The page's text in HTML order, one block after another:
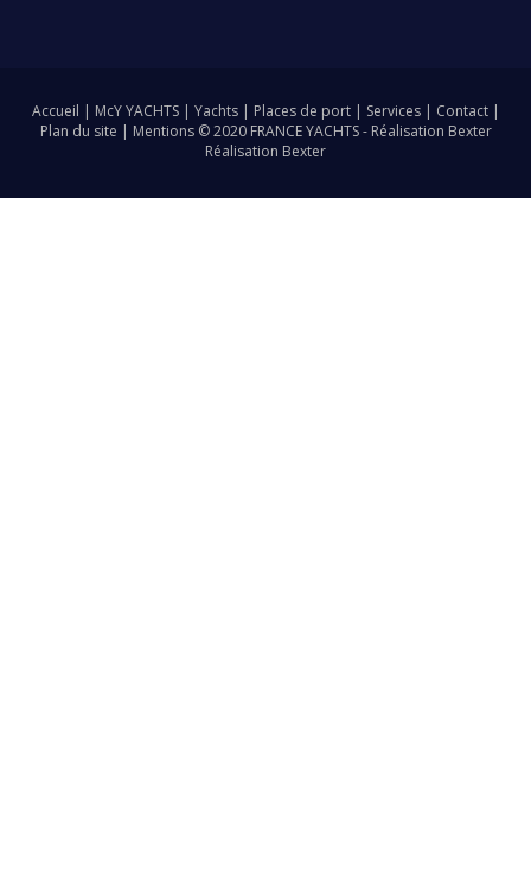
Accueil | McY YACHTS | Yachts | Places de port | Services | Contact |
Plan du site | Mentions © 2020 FRANCE YACHTS - Réalisation Bexter
Réalisation Bexter